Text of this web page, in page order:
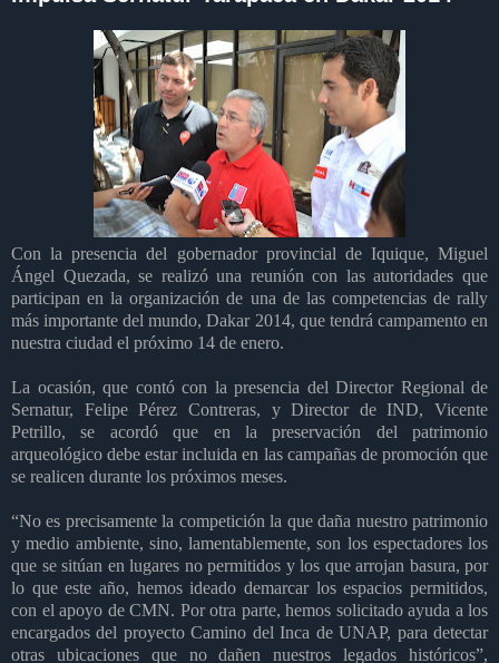
Con la presencia del gobernador provincial de Iquique, Miguel
Ángel Quezada, se realizó una reunión con las autoridades que
participan en la organización de una de las competencias de rally
más importante del mundo, Dakar 2014, que tendrá campamento en
nuestra ciudad el próximo 14 de enero.
La ocasión, que contó con la presencia del Director Regional de
Sernatur, Felipe Pérez Contreras, y Director de IND, Vicente
Petrillo, se acordó que en la preservación del patrimonio
arqueológico debe estar incluida en las campañas de promoción que
se realicen durante los próximos meses.
“No es precisamente la competición la que daña nuestro patrimonio
y medio ambiente, sino, lamentablemente, son los espectadores los
que se sitúan en lugares no permitidos y los que arrojan basura, por
lo que este año, hemos ideado demarcar los espacios permitidos,
con el apoyo de CMN. Por otra parte, hemos solicitado ayuda a los
encargados del proyecto Camino del Inca de UNAP, para detectar
otras ubicaciones que no dañen nuestros legados históricos”,